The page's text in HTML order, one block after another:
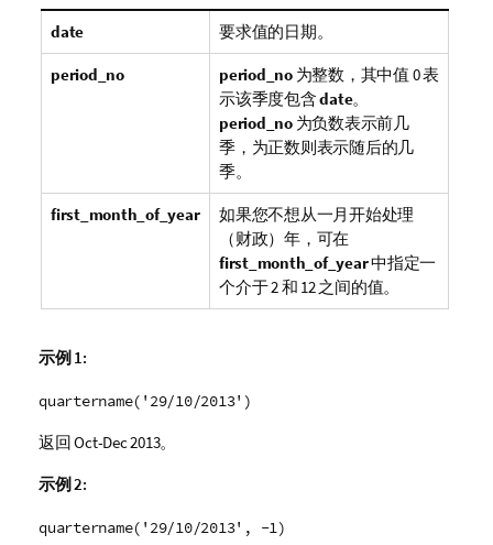
date 要求值的日期。
period_no period_no为整数，其中值 0 表
示该季度包含date。
period_no为负数表示前几
季，为正数则表示随后的几
季。
first_month_of_year
如果您不想从一月开始处理
（财政）年，可在
first_month_of_year中指定一
个介于 2 和 12 之间的值。
示例 1:
quartername('29/10/2013')
返回Oct-Dec 2013。
示例 2:
quartername('29/10/2013', -1)